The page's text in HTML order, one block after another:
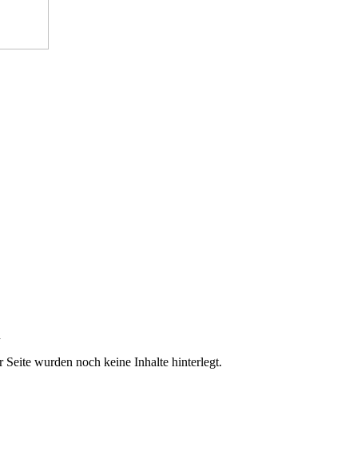
Seite wurden noch keine Inhalte hinterlegt.